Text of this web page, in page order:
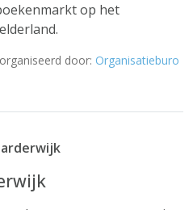
op het
door: Organisatieburo